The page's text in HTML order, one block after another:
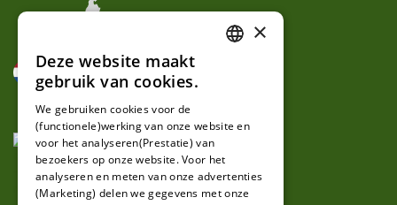
GERMAN
×
Deze website maakt
gebruik van cookies.
We gebruiken cookies voor de
(functionele)werking van onze website en
voor het analyseren(Prestatie) van
bezoekers op onze website. Voor het
analyseren en meten van onze advertenties
(Marketing) delen we gegevens met onze